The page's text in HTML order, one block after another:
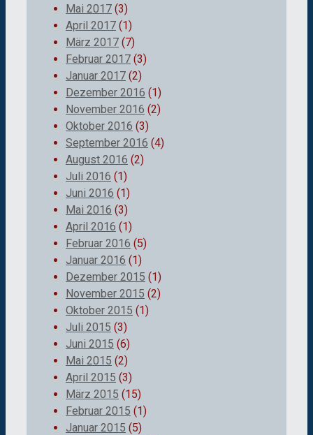
Mai 2017 (3)
April 2017 (1)
März 2017 (7)
Februar 2017 (3)
Januar 2017 (2)
Dezember 2016 (1)
November 2016 (2)
Oktober 2016 (3)
September 2016 (4)
August 2016 (2)
Juli 2016 (1)
Juni 2016 (1)
Mai 2016 (3)
April 2016 (1)
Februar 2016 (5)
Januar 2016 (1)
Dezember 2015 (1)
November 2015 (2)
Oktober 2015 (1)
Juli 2015 (3)
Juni 2015 (6)
Mai 2015 (2)
April 2015 (3)
März 2015 (15)
Februar 2015 (1)
Januar 2015 (5)